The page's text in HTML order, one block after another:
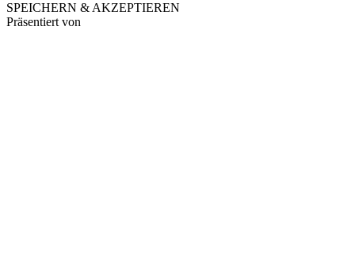
SPEICHERN & AKZEPTIEREN
Präsentiert von